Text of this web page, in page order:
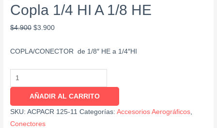
Copla 1/4 HI A 1/8 HE
$4.900 $3.900
COPLA/CONECTOR de 1/8″ HE a 1/4″HI
AÑADIR AL CARRITO
SKU:ACPACR 125-11 Categorías:Accesorios Aerográficos,
Conectores